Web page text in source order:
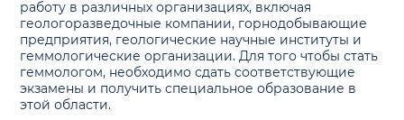
работу в различных организациях, включая
геологоразведочные компании, горнодобывающие
предприятия, геологические научные институты и
геммологические организации. Для того чтобы стать
геммологом, необходимо сдать соответствующие
экзамены и получить специальное образование в
этой области.